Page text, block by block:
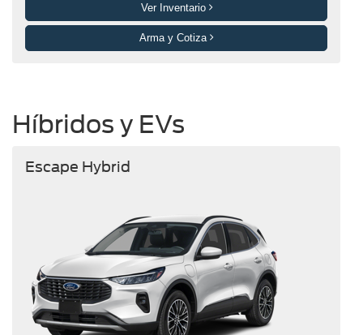
Ver Inventario
Arma y Cotiza
Híbridos y EVs
Escape Hybrid